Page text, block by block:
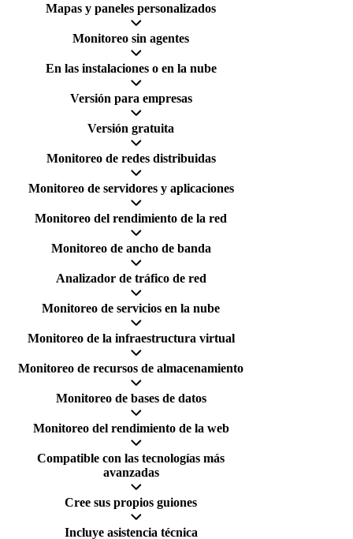
Mapas y paneles personalizados
Monitoreo sin agentes
En las instalaciones o en la nube
Versión para empresas
Versión gratuita
Monitoreo de redes distribuidas
Monitoreo de servidores y aplicaciones
Monitoreo del rendimiento de la red
Monitoreo de ancho de banda
Analizador de tráfico de red
Monitoreo de servicios en la nube
Monitoreo de la infraestructura virtual
Monitoreo de recursos de almacenamiento
Monitoreo de bases de datos
Monitoreo del rendimiento de la web
Compatible con las tecnologías más
avanzadas
Cree sus propios guiones
Incluye asistencia técnica